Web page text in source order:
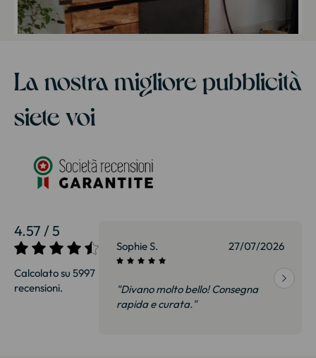
La nostra migliore pubblicità
siete voi
4.57 / 5
Calcolato su 5997
recensioni.
27/07/2026 Sophie S. 27/07/2026
"Divano molto bello! Consegna
rapida e curata."